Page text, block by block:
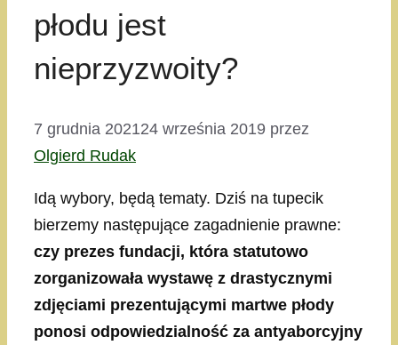
płodu jest
nieprzyzwoity?
7 grudnia 202124 września 2019 przez
Olgierd Rudak
Idą wybory, będą tematy. Dziś na tupecik
bierzemy następujące zagadnienie prawne:
czy prezes fundacji, która statutowo
zorganizowała wystawę z drastycznymi
zdjęciami prezentującymi martwe płody
ponosi odpowiedzialność za antyaborcyjny